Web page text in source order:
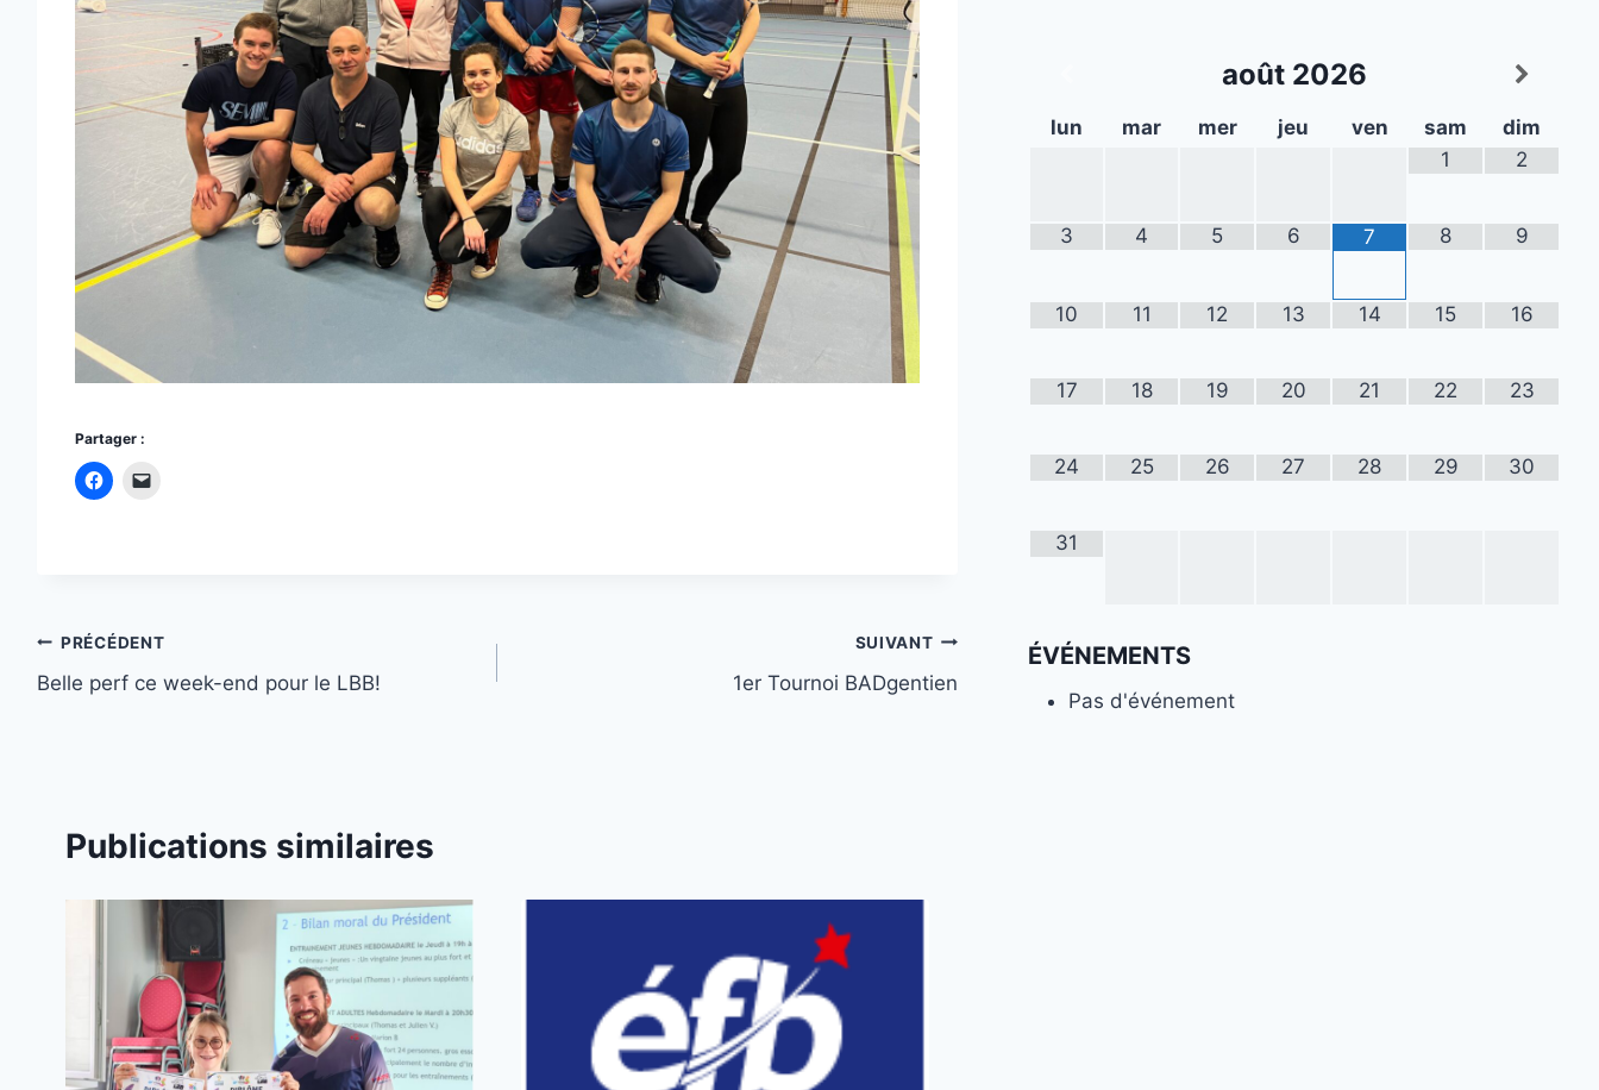
Partager :
Navigation
de
PRÉCÉDENT
Belle perf ce week-end pour le LBB!
SUIVANT
1er Tournoi BADgentien
Publications similaires
août 2026
lun mar mer jeu ven sam
dim
1
2
3 4 5 6 7 8 9
10 11 12 13 14 15 16
17 18 19 20 21 22 23
24 25 26 27 28 29 30
31
ÉVÉNEMENTS
Pas d'événement